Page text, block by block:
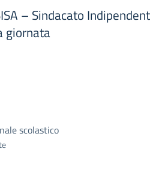
– Sindacato
giornata
scolastico